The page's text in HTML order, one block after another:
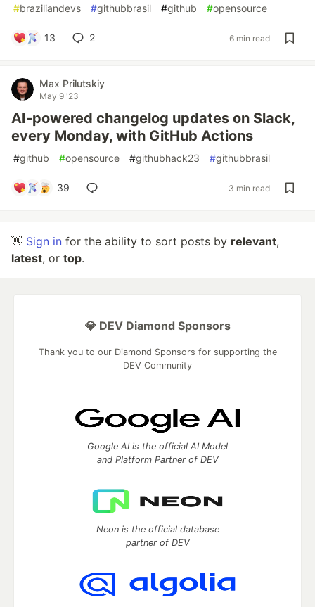
#braziliandevs #githubbrasil #github #opensource
13 2 6 min read
Max Prilutskiy
May 9 '23
AI-powered changelog updates on Slack,
every Monday, with GitHub Actions
#github #opensource #githubhack23 #githubbrasil
39 3 min read
👋 Sign in for the ability to sort posts by relevant,
latest, or top.
💎 DEV Diamond Sponsors
Thank you to our Diamond Sponsors for supporting the
DEV Community
Google AI is the official AI Model
and Platform Partner of DEV
Neon is the official database
partner of DEV